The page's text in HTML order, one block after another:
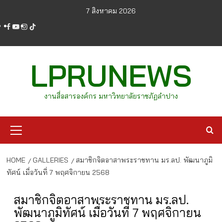
content
7 สิงหาคม 2026
facebook
youtube
instagram
tiktok
LPRUNEWS
งานสื่อสารองค์กร มหาวิทยาลัยราชภัฏลำปาง
Menu
HOME GALLERIES
สมาชิกจิตอาสาพระราชทาน มร.ลป. พัฒนาภูมิ
ทัศน์ เมื่อวันที่ 7 พฤศจิกายน 2568
สมาชิกจิตอาสาพระราชทาน มร.ลป.
พัฒนาภูมิทัศน์ เมื่อวันที่ 7 พฤศจิกายน